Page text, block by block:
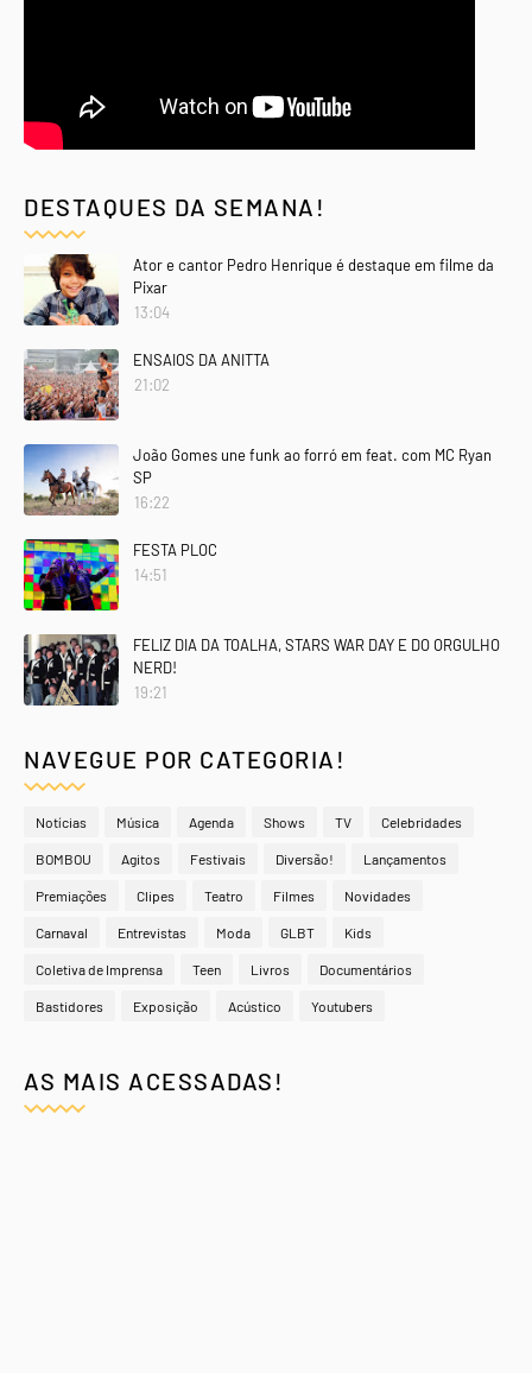
DESTAQUES DA SEMANA!
Ator e cantor Pedro Henrique é destaque em filme da
Pixar
13:04
ENSAIOS DA ANITTA
21:02
João Gomes une funk ao forró em feat. com MC Ryan
SP
16:22
FESTA PLOC
14:51
FELIZ DIA DA TOALHA, STARS WAR DAY E DO ORGULHO
NERD!
19:21
NAVEGUE POR CATEGORIA!
Notícias Música Agenda Shows TV Celebridades
BOMBOU Agitos Festivais Diversão! Lançamentos
Premiações Clipes Teatro Filmes Novidades
Carnaval Entrevistas Moda GLBT Kids
Coletiva de Imprensa Teen Livros Documentários
Bastidores Exposição Acústico Youtubers
AS MAIS ACESSADAS!